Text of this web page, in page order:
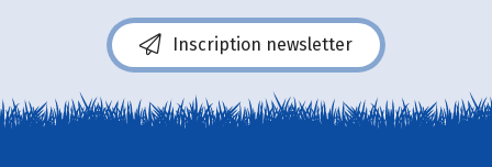
Inscription newsletter